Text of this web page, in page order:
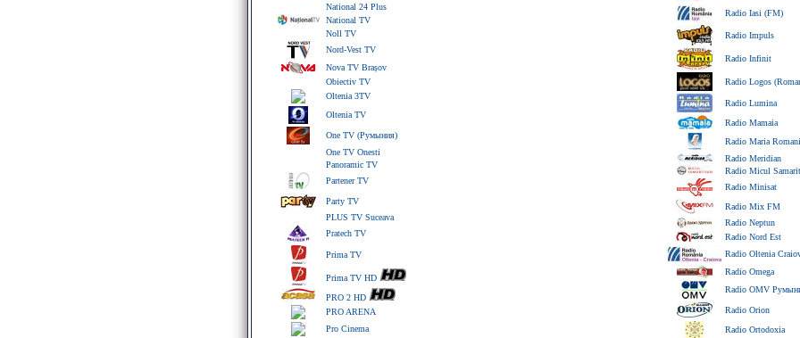
National 24 Plus
National TV
Noll TV
Nord-Vest TV
Nova TV Brașov
Obiectiv TV
Oltenia 3TV
Oltenia TV
One TV (Румыния)
One TV Onesti
Panoramic TV
Partener TV
Party TV
PLUS TV Suceava
Pratech TV
Prima TV
Prima TV HD
PRO 2 HD
PRO ARENA
Pro Cinema
Radio Iasi (FM)
Radio Impuls
Radio Infinit
Radio Logos
Radio Lumina
Radio Mamaia
Radio Maria
Radio Meridian
Radio Micul
Radio Minisat
Radio Mix FM
Radio Neptun
Radio Nord Est
Radio Oltenia
Radio Omega
Radio OMV
Radio Orion
Radio Ortodoxia